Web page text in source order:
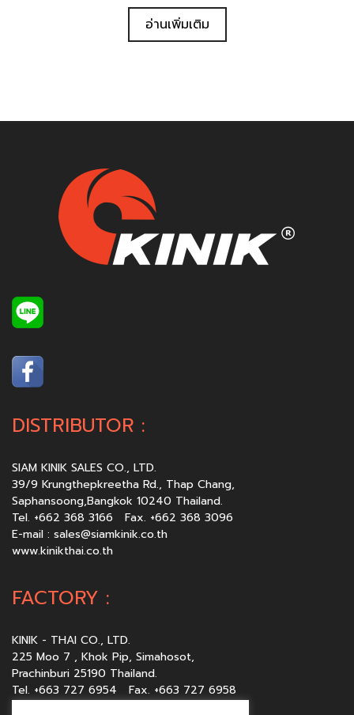
อ่านเพิ่มเติม
DISTRIBUTOR :
SIAM KINIK SALES CO., LTD.
39/9 Krungthepkreetha Rd., Thap Chang,
Saphansoong,Bangkok 10240 Thailand.
Tel. +662 368 3166 Fax. +662 368 3096
E-mail : sales@siamkinik.co.th
www.kinikthai.co.th
FACTORY :
KINIK - THAI CO., LTD.
225 Moo 7 , Khok Pip, Simahosot,
Prachinburi 25190 Thailand.
Tel. +663 727 6954 Fax. +663 727 6958